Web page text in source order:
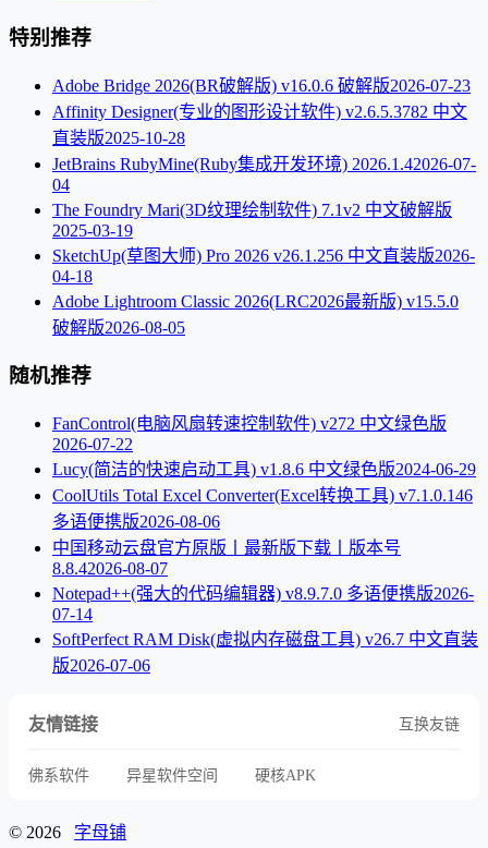
特别推荐
Adobe Bridge 2026(BR破解版) v16.0.6 破解版2026-07-23
Affinity Designer(专业的图形设计软件) v2.6.5.3782 中文
直装版2025-10-28
JetBrains RubyMine(Ruby集成开发环境) 2026.1.42026-07-
04
The Foundry Mari(3D纹理绘制软件) 7.1v2 中文破解版
2025-03-19
SketchUp(草图大师) Pro 2026 v26.1.256 中文直装版2026-
04-18
Adobe Lightroom Classic 2026(LRC2026最新版) v15.5.0
破解版2026-08-05
随机推荐
FanControl(电脑风扇转速控制软件) v272 中文绿色版
2026-07-22
Lucy(简洁的快速启动工具) v1.8.6 中文绿色版2024-06-29
CoolUtils Total Excel Converter(Excel转换工具) v7.1.0.146
多语便携版2026-08-06
中国移动云盘官方原版丨最新版下载丨版本号
8.8.42026-08-07
Notepad++(强大的代码编辑器) v8.9.7.0 多语便携版2026-
07-14
SoftPerfect RAM Disk(虚拟内存磁盘工具) v26.7 中文直装
版2026-07-06
友情链接 互换友链
佛系软件 异星软件空间 硬核APK
© 2026 字母铺